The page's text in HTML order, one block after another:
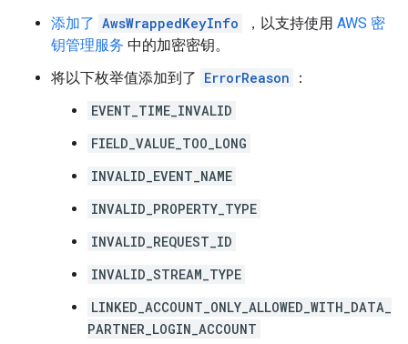
添加了 AwsWrappedKeyInfo ，以支持使用 AWS 密
钥管理服务 中的加密密钥。
将以下枚举值添加到了 ErrorReason
：
EVENT_TIME_INVALID
FIELD_VALUE_TOO_LONG
INVALID_EVENT_NAME
INVALID_PROPERTY_TYPE
INVALID_REQUEST_ID
INVALID_STREAM_TYPE
LINKED_ACCOUNT_ONLY_ALLOWED_WITH_DATA_
PARTNER_LOGIN_ACCOUNT